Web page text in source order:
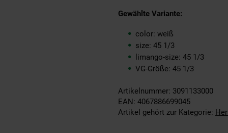
Gewählte Variante:
color: weiß
size: 45 1/3
limango-size: 45 1/3
VG-Größe: 45 1/3
Artikelnummer: 3091133000
EAN: 4067886699045
Artikel gehört zur Kategorie: